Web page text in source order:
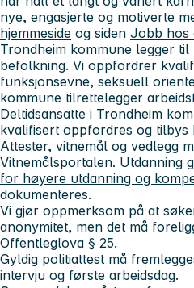
nye, engasjerte og motiverte
hjemmeside og siden Jobb hos
Trondheim kommune legger
befolkning. Vi oppfordrer
funksjonsevne, seksuell
kommune tilrettelegger
Deltidsansatte i Trondheim
kvalifisert oppfordres og
Attester, vitnemål og vedlegg
Vitnemålsportalen. Utdanning
for høyere utdanning og
dokumenteres.
Vi gjør oppmerksom på at
anonymitet, men det må
Offentleglova § 25.
Gyldig politiattest må
intervju og første arbeidsdag.